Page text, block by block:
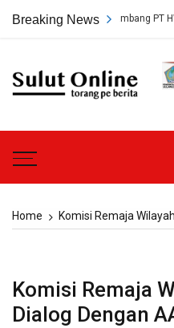
Breaking News
Persetujuan Tambang PT HWR Tak
Home Komisi Remaja
Komisi Remaja
Dialog Dengan